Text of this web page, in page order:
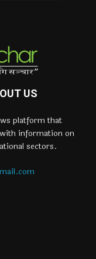
US
platform that
information on
sectors.